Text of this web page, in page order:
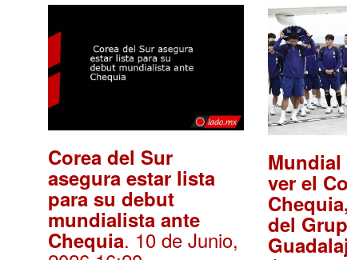
Corea del Sur
asegura estar lista
para su debut
mundialista ante
Chequia. 10 de Junio,
Mundial
ver el
del